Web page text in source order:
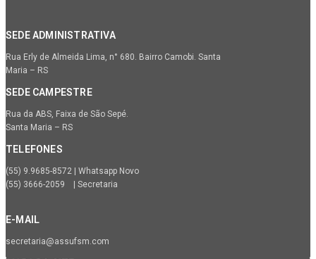
SEDE ADMINISTRATIVA
Rua Erly de Almeida Lima, n° 680. Bairro Camobi. Santa
Maria – RS
SEDE CAMPESTRE
Rua da ABS, Faixa de São Sepé.
Santa Maria – RS
TELEFONES
(55) 9.9685-8572 | Whatsapp Novo
(55) 3666-2059 | Secretaria
E-MAIL
secretaria@assufsm.com